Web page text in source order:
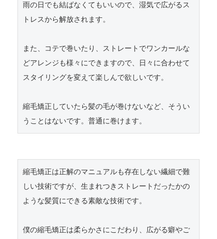
雨の日でも結ばなくてもいいので、湿気で広がるス
トレスから解放されます。
また、コテで巻いたり、ストレートでワンカールな
どアレンジも様々にできますので、日々に合わせて
スタイリングを変えて楽しんで欲しいです。
縮毛矯正していたら髪の毛が巻けないなど、そうい
うことはないです。普通に巻けます。
縮毛矯正は正解のマニュアルも存在しない繊細で難
しい技術ですが、生まれつきストレートだったかの
ような髪質にできる素敵な技術です。
僕の縮毛矯正は柔らかさにこだわり、広がる癖やご